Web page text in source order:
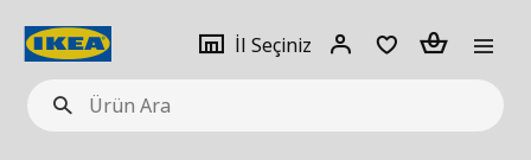
Ürün
Ara
İl Seçiniz
Giriş
Adet